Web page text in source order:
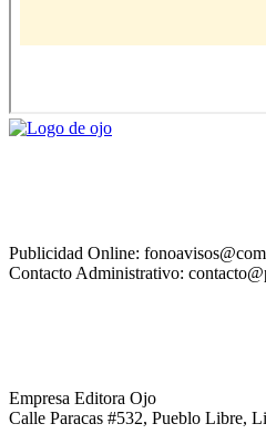
Publicidad Online:
Contacto Administrativo:
Empresa Editora Ojo
Calle Paracas #532, Pueblo Libre,